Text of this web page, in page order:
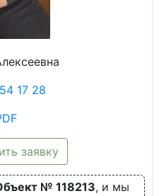
17 28
заявку
№ 118213, и мы